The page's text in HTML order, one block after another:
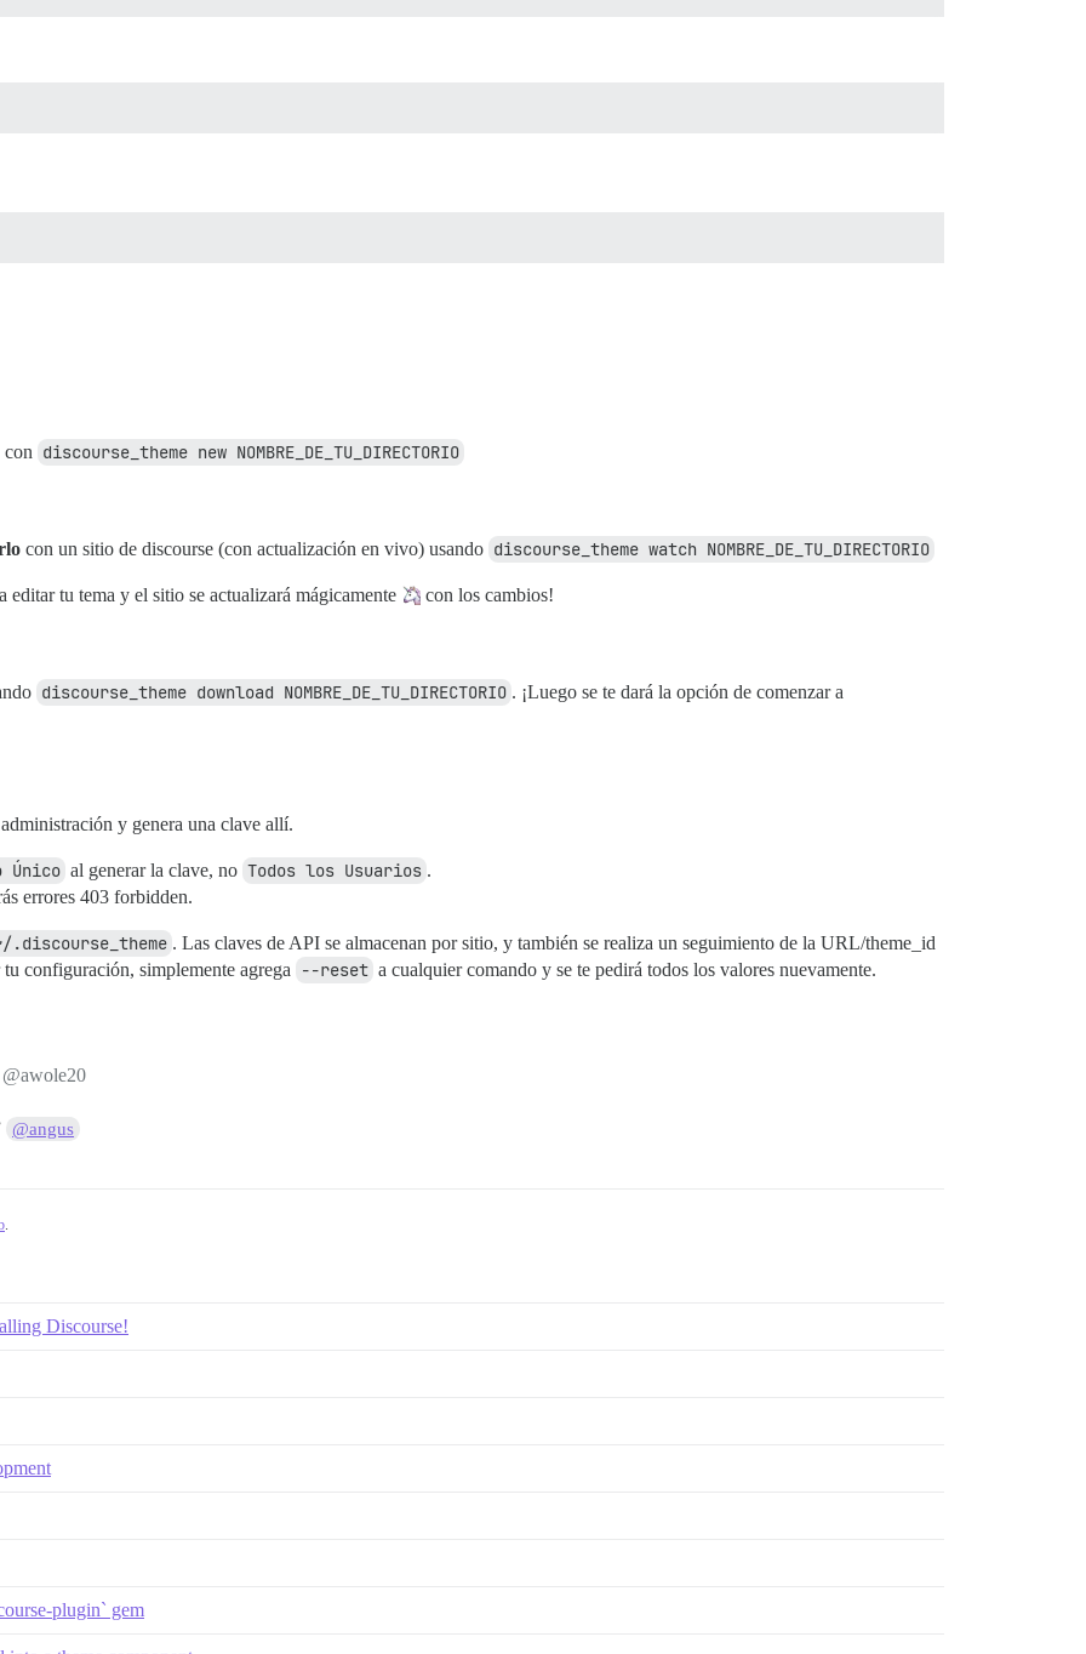
con discourse_theme new NOMBRE_DE_TU_DIRECTORIO
con un sitio de discourse (con actualización en vivo) usando discourse_theme watch NOMBRE_DE_TU_DIRECTORIO
editar tu tema y el sitio se actualizará mágicamente con los cambios!
discourse_theme download NOMBRE_DE_TU_DIRECTORIO . ¡Luego se te dará la opción de comenzar a
y genera una clave allí.
Único al generar la clave, no Todos los Usuarios .
errores 403 forbidden.
.discourse_theme . Las claves de API se almacenan por sitio, y también se realiza un seguimiento de la URL/theme_id
configuración, simplemente agrega
--reset a cualquier comando y se te pedirá todos los valores nuevamente.
@awole20
@angus
.
Discourse!
plugin` gem